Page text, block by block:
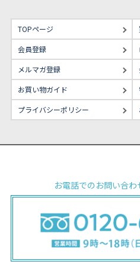
TOPページ
会員登録
メルマガ登録
お買い物ガイド
プライバシーポリシー
お電話でのお問い合